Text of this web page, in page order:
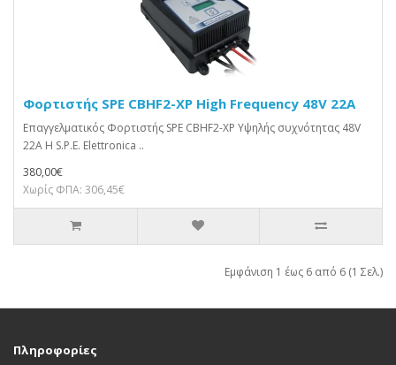
Φορτιστής SPE CBHF2-XP High Frequency 48V 22A
Επαγγελματικός Φορτιστής SPE CBHF2-XP Υψηλής συχνότητας 48V
22A Η S.P.E. Elettronica ..
380,00€
Χωρίς ΦΠΑ: 306,45€
Εμφάνιση 1 έως 6 από 6 (1 Σελ.)
Πληροφορίες